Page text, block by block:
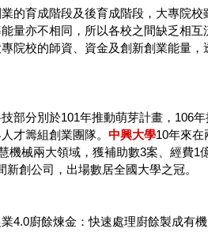
的育成階段及後育成階段，大專院
亦不相同，所以各校之間缺乏相互
院校的師資、資金及創新創業能量
部分別於101年推動萌芽計畫，106
才籌組創業團隊。 中興大學10年來
械兩大領域，獲補助數3案、經費1
創公司，出場數居全國大學之冠。
4.0廚餘煉金：快速處理廚餘製成有